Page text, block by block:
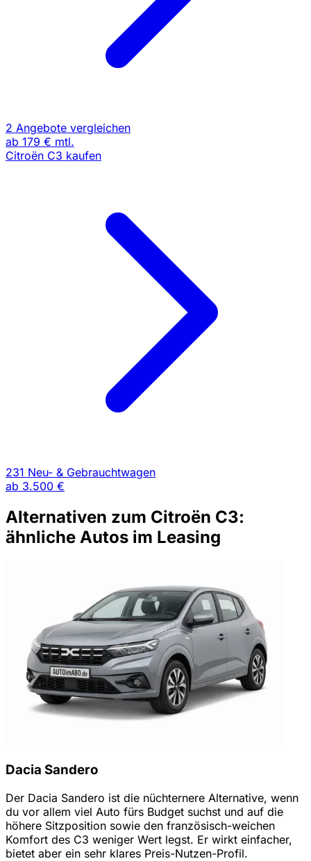
2 Angebote vergleichen
ab 179 € mtl.
Citroën C3 kaufen
231 Neu- & Gebrauchtwagen
ab 3.500 €
Alternativen zum Citroën C3:
ähnliche Autos im Leasing
Dacia Sandero
Der Dacia Sandero ist die nüchternere Alternative, wenn
du vor allem viel Auto fürs Budget suchst und auf die
höhere Sitzposition sowie den französisch-weichen
Komfort des C3 weniger Wert legst. Er wirkt einfacher,
bietet aber ein sehr klares Preis-Nutzen-Profil.